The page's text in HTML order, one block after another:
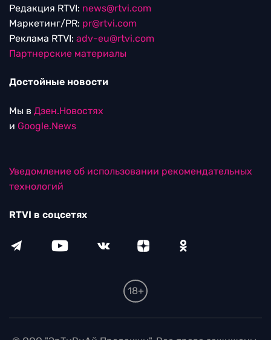
Редакция RTVI: news@rtvi.com
Маркетинг/PR: pr@rtvi.com
Реклама RTVI: adv-eu@rtvi.com
Партнерские материалы
Достойные новости
Мы в Дзен.Новостях
и Google.News
Уведомление об использовании рекомендательных
технологий
RTVI в соцсетях
18+